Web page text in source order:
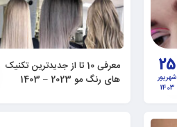
25
شهریور
1403
های رنگ مو 2023 – 1403